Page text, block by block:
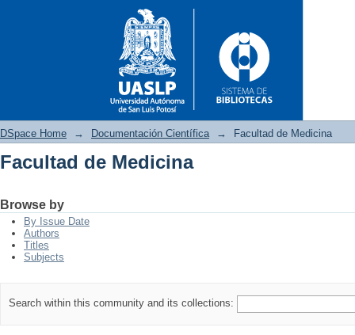
DSpace Home → Documentación Científica → Facultad de Medicina
Facultad de Medicina
Browse by
By Issue Date
Authors
Titles
Subjects
Search within this community and its collections: